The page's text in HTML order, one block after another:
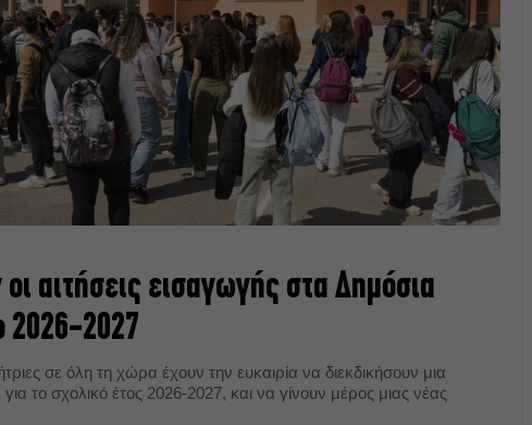
αιτήσεις εισαγωγής στα Δημόσια
2026-2027
σε όλη τη χώρα έχουν την ευκαιρία να διεκδικήσουν μια
το σχολικό έτος 2026-2027, και να γίνουν μέρος μιας νέας